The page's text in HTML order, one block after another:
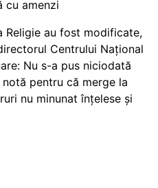
cu amenzi
Religie au fost modificate,
Centrului Național
Nu s-a pus niciodată
pentru că merge la
nu minunat înțelese și